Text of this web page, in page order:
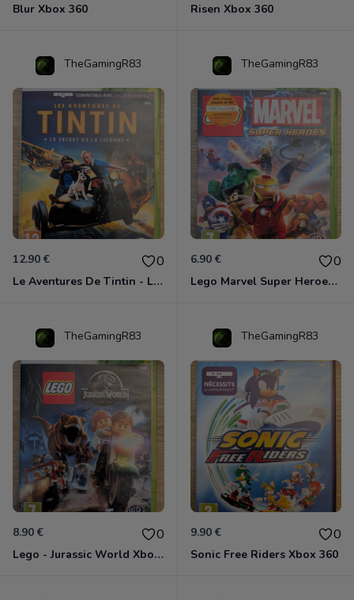
Blur Xbox 360 Risen Xbox 360
TheGamingR83
12.90 € 0
Le Aventures De Tintin - Le Secret De La Licorne Xbox 360
TheGamingR83
6.90 € 0
Lego Marvel Super Heroes Xbox 360
TheGamingR83
8.90 € 0
Lego - Jurassic World Xbox 360
TheGamingR83
9.90 € 0
Sonic Free Riders Xbox 360